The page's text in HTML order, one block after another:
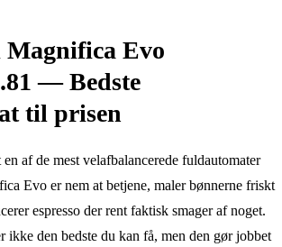
Magnifica Evo
— Bedste
til prisen
af de mest velafbalancerede fuldautomater
Evo er nem at betjene, maler bønnerne friskt
espresso der rent faktisk smager af noget.
ikke den bedste du kan få, men den gør jobbet